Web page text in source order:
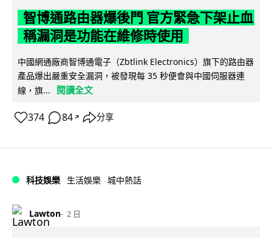
智博通路由器爆後門 官方緊急下架止血
稱漏洞是功能在維修時使用
中國網通廠商智博通電子（Zbtlink Electronics）旗下的路由器
產品爆出嚴重安全漏洞，被發現每 35 秒便會與中國伺服器連
線，旗...
閱讀全文
374 84 ↗ 分享
科技娛樂 生活娛樂 城中熱話
Lawton 2 日